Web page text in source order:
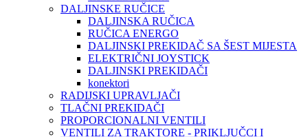
DALJINSKE RUČICE
DALJINSKA RUČICA
RUČICA ENERGO
DALJINSKI PREKIDAČ SA ŠEST MIJESTA
ELEKTRIČNI JOYSTICK
DALJINSKI PREKIDAČI
konektori
RADIJSKI UPRAVLJAČI
TLAČNI PREKIDAČI
PROPORCIONALNI VENTILI
VENTILI ZA TRAKTORE - PRIKLJUČCI I